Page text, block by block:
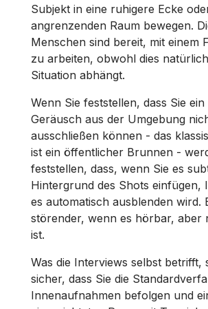
Subjekt in eine ruhigere Ecke
angrenzenden Raum bewegen.
Menschen sind bereit, mit einem
zu arbeiten, obwohl dies
Situation abhängt.
Wenn Sie feststellen, dass Sie ein
Geräusch aus der Umgebung
ausschließen können - das
ist ein öffentlicher Brunnen -
feststellen, dass, wenn Sie es
Hintergrund des Shots einfügen,
es automatisch ausblenden wird.
störender, wenn es hörbar, aber
ist.
Was die Interviews selbst betrifft,
sicher, dass Sie die
Innenaufnahmen befolgen und